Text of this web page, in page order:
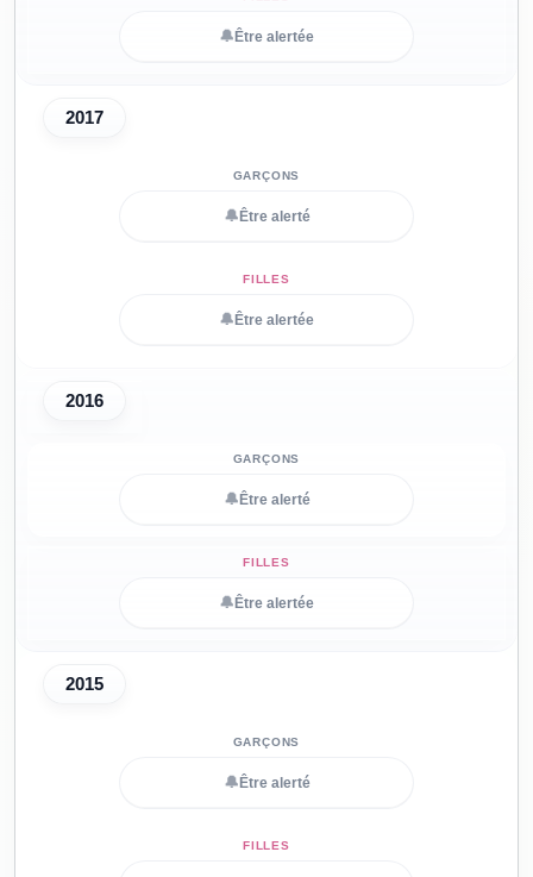
🔔 Être alertée
2017
🔔 Être alerté
🔔 Être alertée
2016
🔔 Être alerté
🔔 Être alertée
2015
🔔 Être alerté